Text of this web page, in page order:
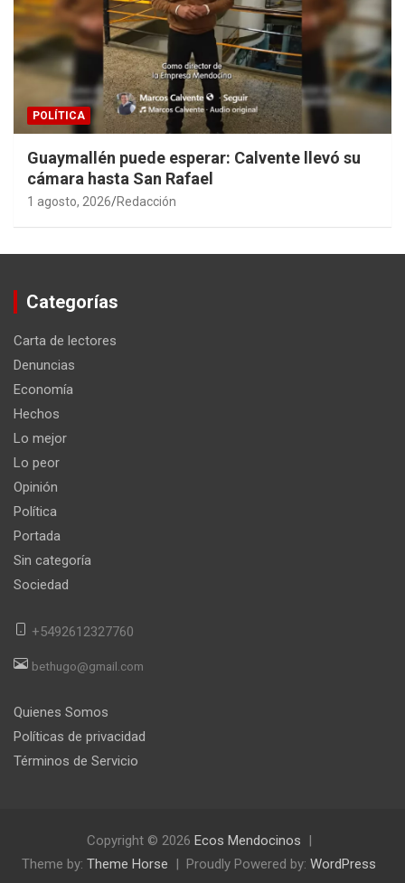
POLÍTICA
Guaymallén puede esperar: Calvente llevó su
cámara hasta San Rafael
1 agosto, 2026 Redacción
Categorías
Carta de lectores
Denuncias
Economía
Hechos
Lo mejor
Lo peor
Opinión
Política
Portada
Sin categoría
Sociedad
+5492612327760
bethugo@gmail.com
Quienes Somos
Políticas de privacidad
Términos de Servicio
Copyright © 2026 Ecos Mendocinos
Theme by: Theme Horse Proudly Powered by: WordPress